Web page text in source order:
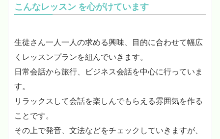
こんなレッスン を心がけています
生徒さん一人一人の求める興味、目的に合わせて幅広
くレッスンプランを組んでいきます。
日常会話から旅行、ビジネス会話を中心に行っていま
す。
リラックスして会話を楽しんでもらえる雰囲気を作る
ことです。
その上で発音、文法などをチェックしていきますが、